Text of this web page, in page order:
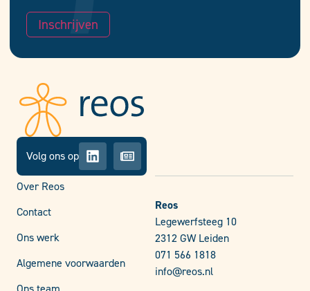
Inschrijven
Volg ons op
Over Reos
Contact
Ons werk
Algemene voorwaarden
Reos
Legewerfsteeg 10
2312 GW Leiden
071 566 1818
info@reos.nl